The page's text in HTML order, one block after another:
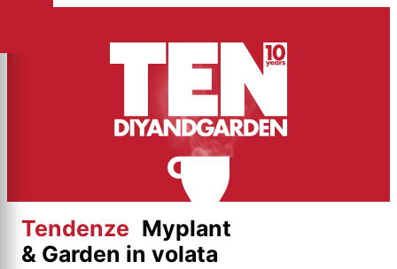
contenuto
Tendenze Myplant
& Garden in volata